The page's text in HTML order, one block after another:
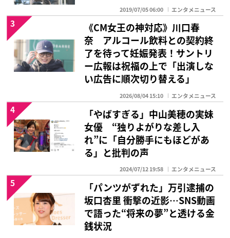
2019/07/05 06:00 エンタメニュース
《CM女王の神対応》川口春
奈 アルコール飲料との契約終
了を待って妊娠発表！サントリ
ー広報は祝福の上で「出演しな
い広告に順次切り替える」
2026/08/04 15:10 エンタメニュース
3
「やばすぎる」中山美穂の実妹
女優 “独りよがりな差し入
れ”に「自分勝手にもほどがあ
る」と批判の声
2024/07/12 19:58 エンタメニュース
4
「パンツがずれた」万引逮捕の
坂口杏里 衝撃の近影…SNS動画
で語った“将来の夢”と透ける金
銭状況
5